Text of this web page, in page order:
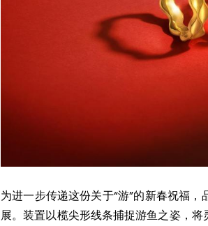
为进一步传递这份关于“游”的新春祝福
展。装置以榄尖形线条捕捉游鱼之姿，